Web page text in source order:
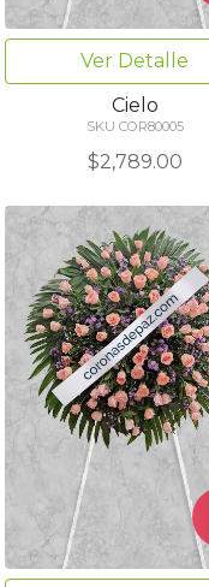
Ver Detalle
Cielo
SKU COR80005
$2,789.00